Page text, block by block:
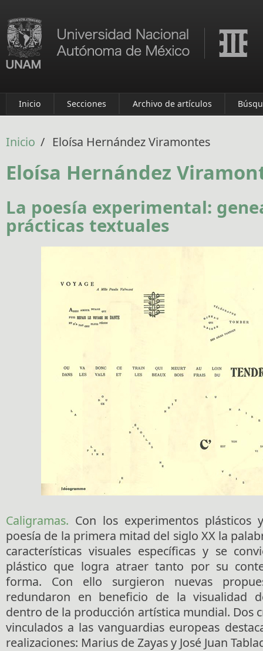
Inicio Secciones Archivo de artículos
Inicio / Eloísa Hernández Viramontes
Eloísa Hernández
La poesía experimental:
prácticas textuales
Caligramas. Con los experimentos plásticos
poesía de la primera mitad del siglo XX la
características visuales específicas y se
plástico que logra atraer tanto por su
forma. Con ello surgieron nuevas
redundaron en beneficio de la visualidad
dentro de la producción artística mundial. Dos
vinculados a las vanguardias europeas
realizaciones: Marius de Zayas y José Juan